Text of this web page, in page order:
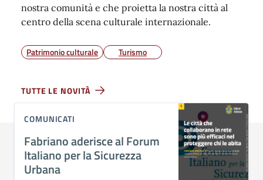
nostra comunità e che proietta la nostra città al
centro della scena culturale internazionale.
Patrimonio culturale Turismo
TUTTE LE NOVITÀ
COMUNICATI
Fabriano aderisce al Forum
Italiano per la Sicurezza
Urbana